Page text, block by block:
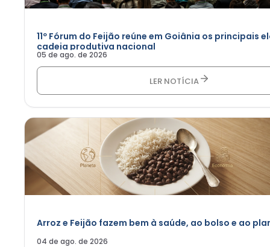
11º Fórum do Feijão reúne em Goiânia os principais
cadeia produtiva nacional
05 de ago. de 2026
LER NOTÍCIA
Arroz e Feijão fazem bem à saúde, ao bolso e ao
04 de ago. de 2026